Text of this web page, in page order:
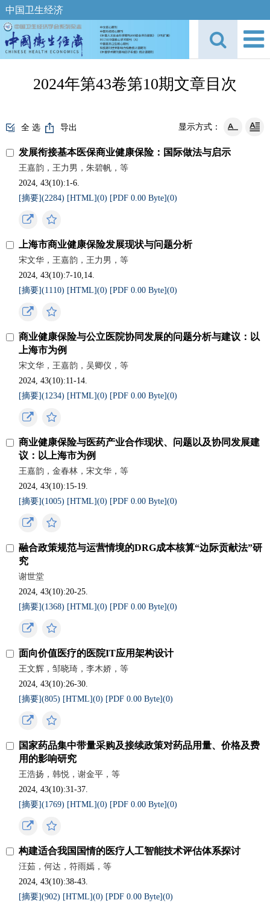
中国卫生经济
2024年第43卷第10期文章目次
全 选 导出 显示方式：
发展衔接基本医保商业健康保险：国际做法与启示
王嘉韵，王力男，朱碧帆，等
2024, 43(10):1-6.
[摘要](2284) [HTML](0) [PDF 0.00 Byte](0)
上海市商业健康保险发展现状与问题分析
宋文华，王嘉韵，王力男，等
2024, 43(10):7-10,14.
[摘要](1110) [HTML](0) [PDF 0.00 Byte](0)
商业健康保险与公立医院协同发展的问题分析与建议：以
上海市为例
宋文华，王嘉韵，吴卿仪，等
2024, 43(10):11-14.
[摘要](1234) [HTML](0) [PDF 0.00 Byte](0)
商业健康保险与医药产业合作现状、问题以及协同发展建
议：以上海市为例
王嘉韵，金春林，宋文华，等
2024, 43(10):15-19.
[摘要](1005) [HTML](0) [PDF 0.00 Byte](0)
融合政策规范与运营情境的DRG成本核算“边际贡献法”研
究
谢世堂
2024, 43(10):20-25.
[摘要](1368) [HTML](0) [PDF 0.00 Byte](0)
面向价值医疗的医院IT应用架构设计
王文辉，邹晓琦，李木娇，等
2024, 43(10):26-30.
[摘要](805) [HTML](0) [PDF 0.00 Byte](0)
国家药品集中带量采购及接续政策对药品用量、价格及费
用的影响研究
王浩扬，韩悦，谢金平，等
2024, 43(10):31-37.
[摘要](1769) [HTML](0) [PDF 0.00 Byte](0)
构建适合我国国情的医疗人工智能技术评估体系探讨
汪茹，何达，符雨嫣，等
2024, 43(10):38-43.
[摘要](902) [HTML](0) [PDF 0.00 Byte](0)